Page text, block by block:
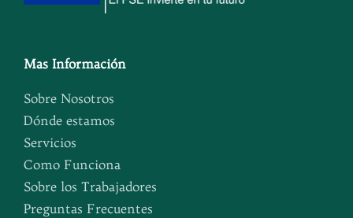
Mas Información
Sobre Nosotros
Dónde estamos
Servicios
Como Funciona
Sobre los Trabajadores
Preguntas Frecuentes